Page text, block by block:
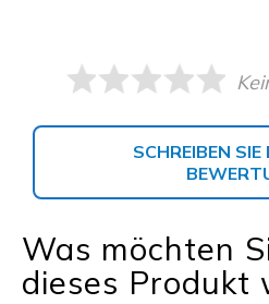
SCHREIBEN SIE
Was möchten
dieses Produkt